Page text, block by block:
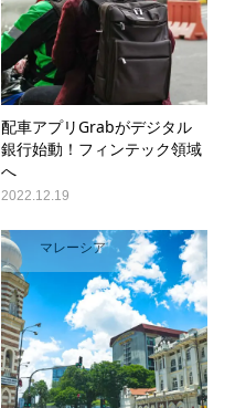
配車アプリGrabがデジタル
銀行始動！フィンテック領域
へ
2022.12.19
マレーシア